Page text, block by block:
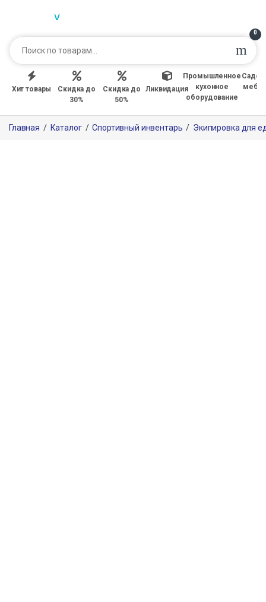
0
Хит товары
Скидка до
30%
Скидка до
50%
Ликвидация
Промышленное
кухонное
оборудование
Главная / Каталог / Спортивный инвентарь / Экипировка для